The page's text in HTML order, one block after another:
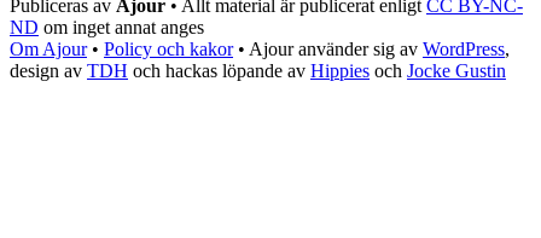
Publiceras av Ajour • Allt material är publicerat enligt CC BY-NC-
ND om inget annat anges
Om Ajour• Policy och kakor• Ajour använder sig av WordPress,
design av TDH och hackas löpande av Hippies och Jocke Gustin